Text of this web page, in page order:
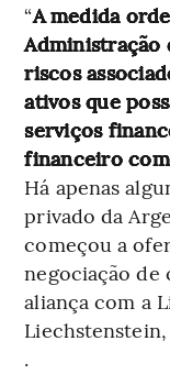
“A medida
Administração
riscos
ativos que
serviços
financeiro
Há apenas
privado da
começou a
negociação
aliança com a
.